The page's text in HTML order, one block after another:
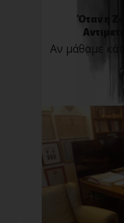
Όταν η
Αν μάθαμε